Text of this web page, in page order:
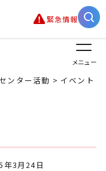
緊急情報
メニュー
ンター活動 > イベント
3月24日